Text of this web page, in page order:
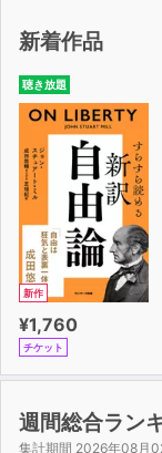
◎「やさしい育て
か?
◎「賢明な育て方
人生のすべての
「自ら伸ばす具
「子どもやまわ
法」を
満載した本書、
だ。
だ」っていうき
るものだと思う
新着作品
聴き放題
新作
¥1,760
チケット
週間総合ラン
集計期間 2026年08月